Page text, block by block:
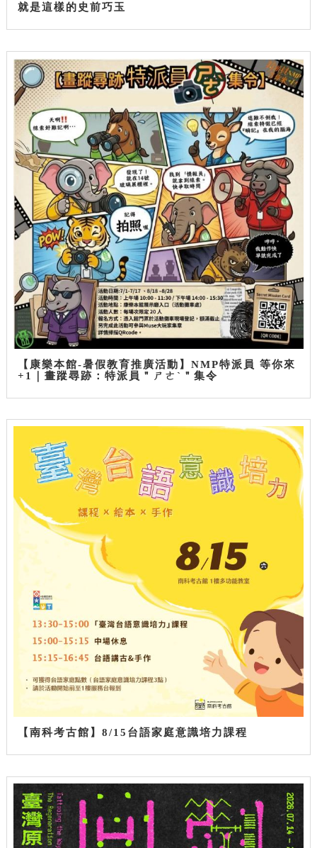
就是這樣的史前巧玉
【康樂本館-暑假教育推廣活動】NMP特派員 等你來
+1｜畫蹤尋跡：特派員＂ㄕㄜˋ＂集令
【南科考古館】8/15台語家庭意識培力課程